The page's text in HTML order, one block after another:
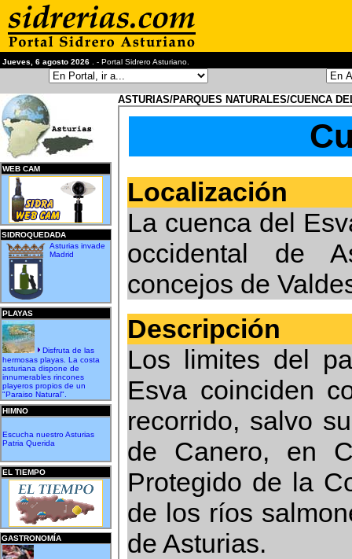
Jueves, 6 agosto 2026 . - Portal Sidrero Asturiano.
WEB CAM
SIDROQUEDADA
Asturias invade
Madrid
PLAYAS
Disfruta de las
hermosas playas. La costa
asturiana dispone de
innumerables rincones
playeros propios de un
"Paraiso Natural".
HIMNO
Escucha nuestro Asturias
Patria Querida
EL TIEMPO
GASTRONOMÍA
ASTURIAS/PARQUES NATURALES/CUENCA
Localización
La cuenca del
occidental de
concejos de
Descripción
Los limites del
Esva coinciden
recorrido, salvo
de Canero, en
Protegido de la
de los ríos
de Asturias.